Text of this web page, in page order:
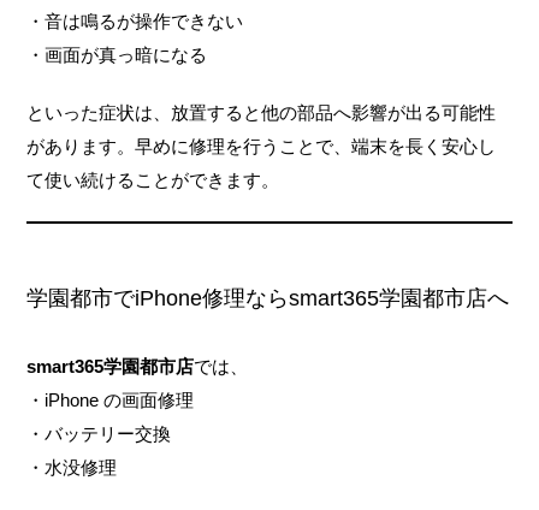
・音は鳴るが操作できない
・画面が真っ暗になる
といった症状は、放置すると他の部品へ影響が出る可能性
があります。早めに修理を行うことで、端末を長く安心し
て使い続けることができます。
学園都市でiPhone修理ならsmart365学園都市店へ
smart365学園都市店では、
・iPhone の画面修理
・バッテリー交換
・水没修理